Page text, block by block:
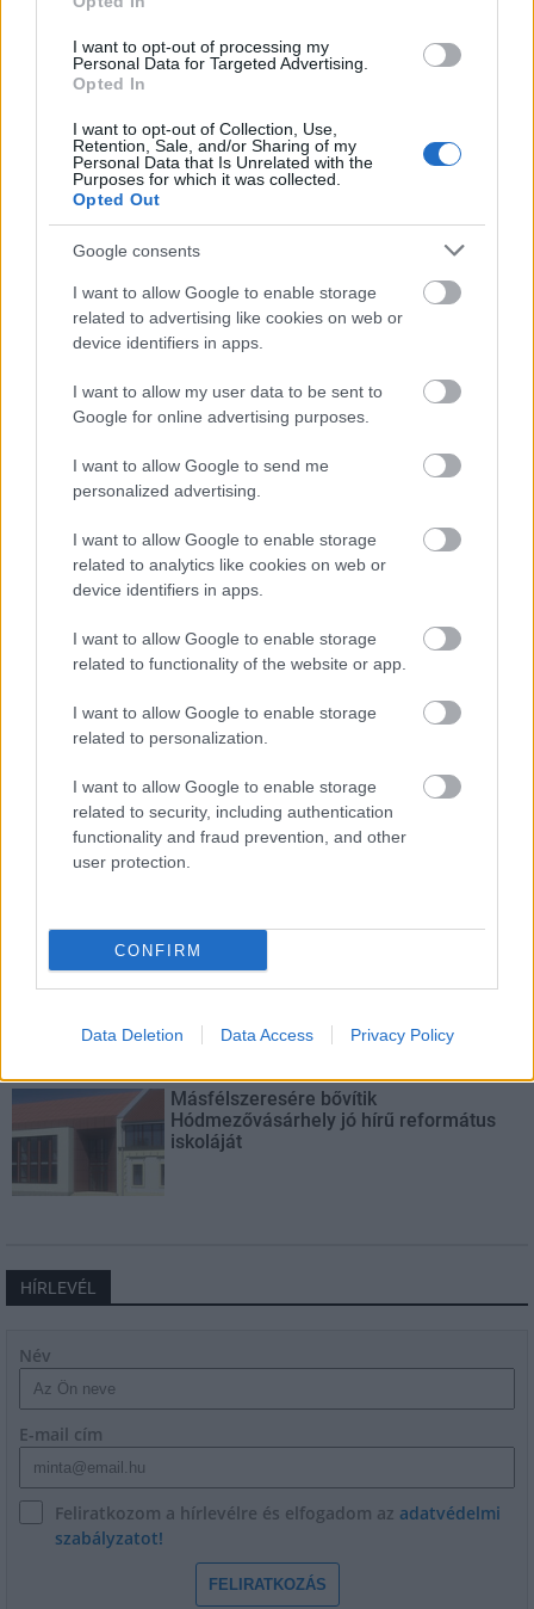
I want to opt-out of processing my
Personal Data for Targeted Advertising.
Opted In
I want to opt-out of Collection, Use,
Retention, Sale, and/or Sharing of my
Personal Data that Is Unrelated with the
Purposes for which it was collected.
Opted Out
Google consents
I want to allow Google to enable storage
related to advertising like cookies on web or
device identifiers in apps.
I want to allow my user data to be sent to
Google for online advertising purposes.
I want to allow Google to send me
personalized advertising.
I want to allow Google to enable storage
related to analytics like cookies on web or
device identifiers in apps.
I want to allow Google to enable storage
related to functionality of the website or app.
I want to allow Google to enable storage
related to personalization.
I want to allow Google to enable storage
related to security, including authentication
functionality and fraud prevention, and other
user protection.
CONFIRM
Data Deletion Data Access Privacy Policy
Belváros-Lipótváros
játszótér
Újragondolják Lipótváros rejtett, zöld parkját
Indulhat a Honvéd tér megújításának tervezése, ahol a
középpontba.
Történelmi táj, amelynek minden köve
mesél – megújul a tatai Angolkert
M1 bővítés: már zajlik a teljesen új
Bicske Kelet csomópont építése
Új gyalogosátkelők és jelzőlámpás
csomópont épül Angyalföldön
Másfélszeresére bővítik
Hódmezővásárhely jó hírű református
iskoláját
HÍRLEVÉL
Név
E-mail cím
Feliratkozom a hírlevélre és elfogadom az adatvédelmi
szabályzatot!
FELIRATKOZÁS